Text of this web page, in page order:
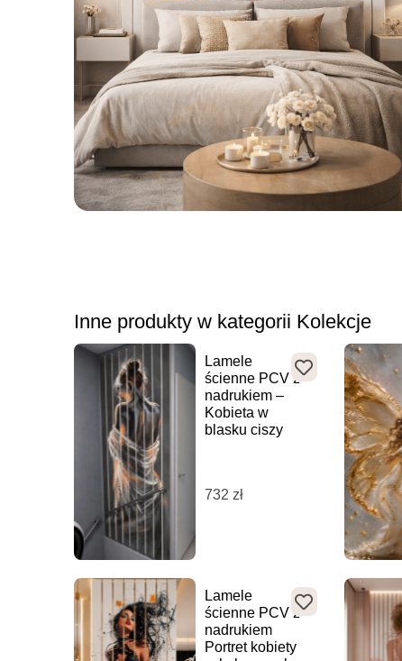
Inne produkty w kategorii Kolekcje
Lamele
ścienne PCV z
nadrukiem –
Kobieta w
blasku ciszy
732 zł
Lamele
ścienne PCV z
nadrukiem
Portret kobiety